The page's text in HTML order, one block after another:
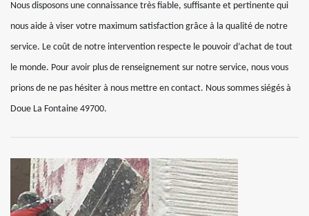
Nous disposons une connaissance très fiable, suffisante et pertinente qui
nous aide à viser votre maximum satisfaction grâce à la qualité de notre
service. Le coût de notre intervention respecte le pouvoir d’achat de tout
le monde. Pour avoir plus de renseignement sur notre service, nous vous
prions de ne pas hésiter à nous mettre en contact. Nous sommes siégés à
Doue La Fontaine 49700.